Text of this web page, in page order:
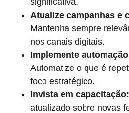
Atualize campanhas e
Mantenha sempre
nos canais digitais.
Implemente
Automatize o que é
foco estratégico.
Invista em capacitação:
atualizado sobre novas